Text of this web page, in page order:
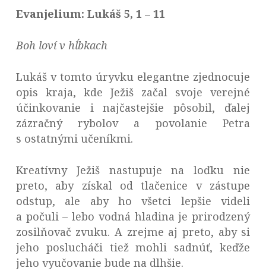
Evanjelium: Lukáš 5, 1 – 11
Boh loví v hĺbkach
Lukáš v tomto úryvku elegantne zjednocuje
opis kraja, kde Ježiš začal svoje verejné
účinkovanie i najčastejšie pôsobil, ďalej
zázračný rybolov a povolanie Petra
s ostatnými učeníkmi.
Kreatívny Ježiš nastupuje na loďku nie
preto, aby získal od tlačenice v zástupe
odstup, ale aby ho všetci lepšie videli
a počuli – lebo vodná hladina je prirodzený
zosilňovač zvuku. A zrejme aj preto, aby si
jeho poslucháči tiež mohli sadnúť, keďže
jeho vyučovanie bude na dlhšie.